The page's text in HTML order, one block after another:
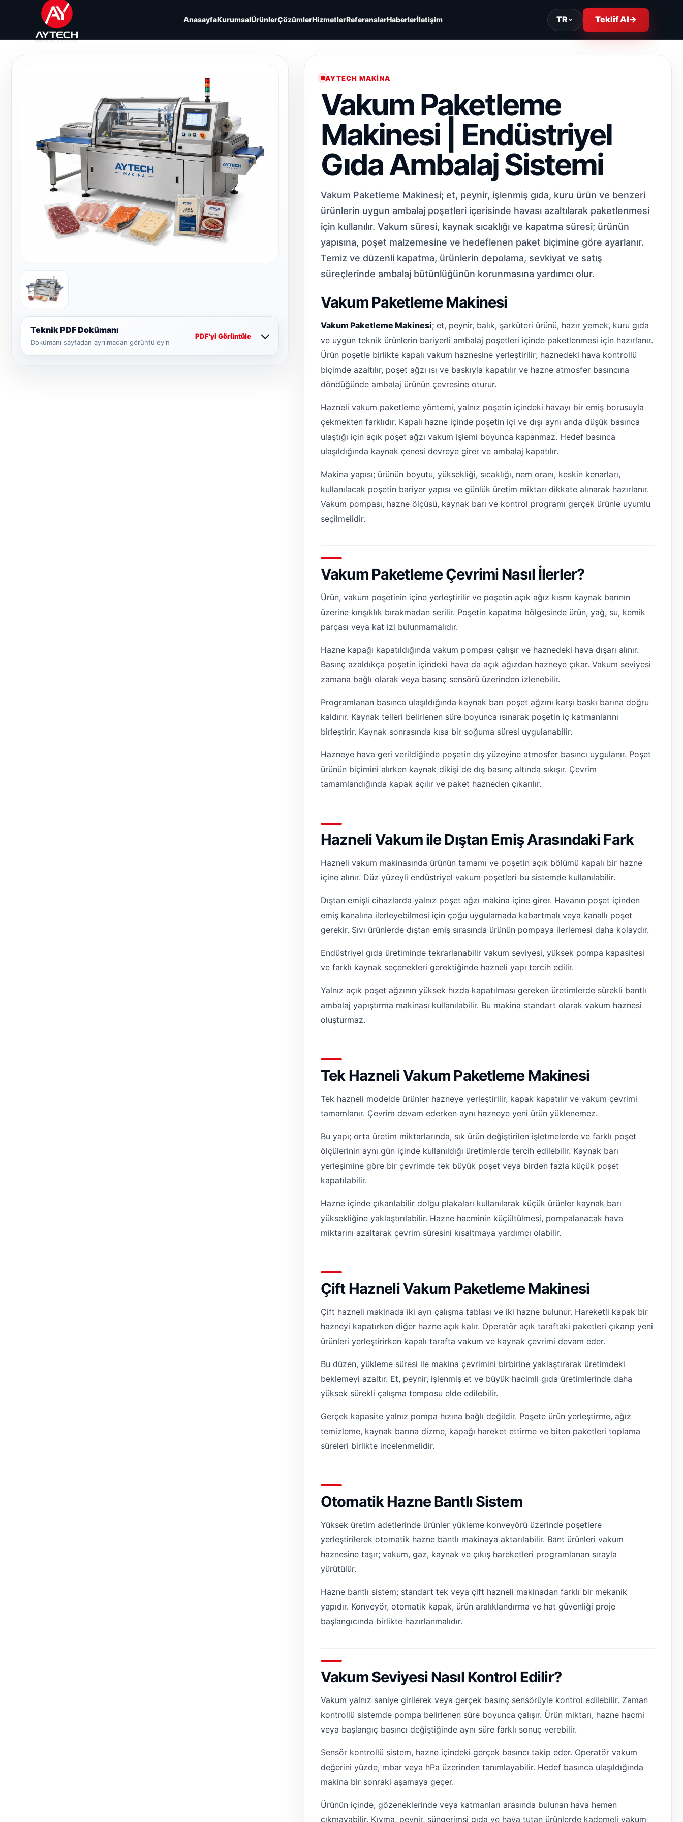
AnasayfaKurumsalÜrünlerÇözümlerHizmetlerReferanslarHaberlerİletişim TR⌄ Teklif Al→
Teknik PDF Dokümanı
Dokümanı sayfadan ayrılmadan görüntüleyin
PDF’yi Görüntüle
AYTECH MAKINA
Vakum Paketleme
Makinesi | Endüstriyel
Gıda Ambalaj Sistemi
Vakum Paketleme Makinesi; et, peynir, işlenmiş gıda, kuru ürün ve benzeri
ürünlerin uygun ambalaj poşetleri içerisinde havası azaltılarak paketlenmesi
için kullanılır. Vakum süresi, kaynak sıcaklığı ve kapatma süresi; ürünün
yapısına, poşet malzemesine ve hedeflenen paket biçimine göre ayarlanır.
Temiz ve düzenli kapatma, ürünlerin depolama, sevkiyat ve satış
süreçlerinde ambalaj bütünlüğünün korunmasına yardımcı olur.
Vakum Paketleme Makinesi
Vakum Paketleme Makinesi; et, peynir, balık, şarküteri ürünü, hazır yemek, kuru gıda
ve uygun teknik ürünlerin bariyerli ambalaj poşetleri içinde paketlenmesi için hazırlanır.
Ürün poşetle birlikte kapalı vakum haznesine yerleştirilir; haznedeki hava kontrollü
biçimde azaltılır, poşet ağzı ısı ve baskıyla kapatılır ve hazne atmosfer basıncına
döndüğünde ambalaj ürünün çevresine oturur.
Hazneli vakum paketleme yöntemi, yalnız poşetin içindeki havayı bir emiş borusuyla
çekmekten farklıdır. Kapalı hazne içinde poşetin içi ve dışı aynı anda düşük basınca
ulaştığı için açık poşet ağzı vakum işlemi boyunca kapanmaz. Hedef basınca
ulaşıldığında kaynak çenesi devreye girer ve ambalaj kapatılır.
Makina yapısı; ürünün boyutu, yüksekliği, sıcaklığı, nem oranı, keskin kenarları,
kullanılacak poşetin bariyer yapısı ve günlük üretim miktarı dikkate alınarak hazırlanır.
Vakum pompası, hazne ölçüsü, kaynak barı ve kontrol programı gerçek ürünle uyumlu
seçilmelidir.
Vakum Paketleme Çevrimi Nasıl İlerler?
Ürün, vakum poşetinin içine yerleştirilir ve poşetin açık ağız kısmı kaynak barının
üzerine kırışıklık bırakmadan serilir. Poşetin kapatma bölgesinde ürün, yağ, su, kemik
parçası veya kat izi bulunmamalıdır.
Hazne kapağı kapatıldığında vakum pompası çalışır ve haznedeki hava dışarı alınır.
Basınç azaldıkça poşetin içindeki hava da açık ağızdan hazneye çıkar. Vakum seviyesi
zamana bağlı olarak veya basınç sensörü üzerinden izlenebilir.
Programlanan basınca ulaşıldığında kaynak barı poşet ağzını karşı baskı barına doğru
kaldırır. Kaynak telleri belirlenen süre boyunca ısınarak poşetin iç katmanlarını
birleştirir. Kaynak sonrasında kısa bir soğuma süresi uygulanabilir.
Hazneye hava geri verildiğinde poşetin dış yüzeyine atmosfer basıncı uygulanır. Poşet
ürünün biçimini alırken kaynak dikişi de dış basınç altında sıkışır. Çevrim
tamamlandığında kapak açılır ve paket hazneden çıkarılır.
Hazneli Vakum ile Dıştan Emiş Arasındaki Fark
Hazneli vakum makinasında ürünün tamamı ve poşetin açık bölümü kapalı bir hazne
içine alınır. Düz yüzeyli endüstriyel vakum poşetleri bu sistemde kullanılabilir.
Dıştan emişli cihazlarda yalnız poşet ağzı makina içine girer. Havanın poşet içinden
emiş kanalına ilerleyebilmesi için çoğu uygulamada kabartmalı veya kanallı poşet
gerekir. Sıvı ürünlerde dıştan emiş sırasında ürünün pompaya ilerlemesi daha kolaydır.
Endüstriyel gıda üretiminde tekrarlanabilir vakum seviyesi, yüksek pompa kapasitesi
ve farklı kaynak seçenekleri gerektiğinde hazneli yapı tercih edilir.
Yalnız açık poşet ağzının yüksek hızda kapatılması gereken üretimlerde sürekli bantlı
ambalaj yapıştırma makinası kullanılabilir. Bu makina standart olarak vakum haznesi
oluşturmaz.
Tek Hazneli Vakum Paketleme Makinesi
Tek hazneli modelde ürünler hazneye yerleştirilir, kapak kapatılır ve vakum çevrimi
tamamlanır. Çevrim devam ederken aynı hazneye yeni ürün yüklenemez.
Bu yapı; orta üretim miktarlarında, sık ürün değiştirilen işletmelerde ve farklı poşet
ölçülerinin aynı gün içinde kullanıldığı üretimlerde tercih edilebilir. Kaynak barı
yerleşimine göre bir çevrimde tek büyük poşet veya birden fazla küçük poşet
kapatılabilir.
Hazne içinde çıkarılabilir dolgu plakaları kullanılarak küçük ürünler kaynak barı
yüksekliğine yaklaştırılabilir. Hazne hacminin küçültülmesi, pompalanacak hava
miktarını azaltarak çevrim süresini kısaltmaya yardımcı olabilir.
Çift Hazneli Vakum Paketleme Makinesi
Çift hazneli makinada iki ayrı çalışma tablası ve iki hazne bulunur. Hareketli kapak bir
hazneyi kapatırken diğer hazne açık kalır. Operatör açık taraftaki paketleri çıkarıp yeni
ürünleri yerleştirirken kapalı tarafta vakum ve kaynak çevrimi devam eder.
Bu düzen, yükleme süresi ile makina çevrimini birbirine yaklaştırarak üretimdeki
beklemeyi azaltır. Et, peynir, işlenmiş et ve büyük hacimli gıda üretimlerinde daha
yüksek sürekli çalışma temposu elde edilebilir.
Gerçek kapasite yalnız pompa hızına bağlı değildir. Poşete ürün yerleştirme, ağız
temizleme, kaynak barına dizme, kapağı hareket ettirme ve biten paketleri toplama
süreleri birlikte incelenmelidir.
Otomatik Hazne Bantlı Sistem
Yüksek üretim adetlerinde ürünler yükleme konveyörü üzerinde poşetlere
yerleştirilerek otomatik hazne bantlı makinaya aktarılabilir. Bant ürünleri vakum
haznesine taşır; vakum, gaz, kaynak ve çıkış hareketleri programlanan sırayla
yürütülür.
Hazne bantlı sistem; standart tek veya çift hazneli makinadan farklı bir mekanik
yapıdır. Konveyör, otomatik kapak, ürün aralıklandırma ve hat güvenliği proje
başlangıcında birlikte hazırlanmalıdır.
Vakum Seviyesi Nasıl Kontrol Edilir?
Vakum yalnız saniye girilerek veya gerçek basınç sensörüyle kontrol edilebilir. Zaman
kontrollü sistemde pompa belirlenen süre boyunca çalışır. Ürün miktarı, hazne hacmi
veya başlangıç basıncı değiştiğinde aynı süre farklı sonuç verebilir.
Sensör kontrollü sistem, hazne içindeki gerçek basıncı takip eder. Operatör vakum
değerini yüzde, mbar veya hPa üzerinden tanımlayabilir. Hedef basınca ulaşıldığında
makina bir sonraki aşamaya geçer.
Ürünün içinde, gözeneklerinde veya katmanları arasında bulunan hava hemen
çıkmayabilir. Kıyma, peynir, süngerimsi gıda ve hava tutan ürünlerde kademeli vakum